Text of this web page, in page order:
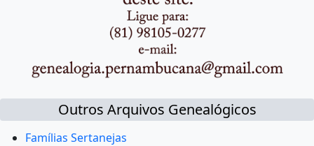
Outros Arquivos Genealógicos
Famílias Sertanejas